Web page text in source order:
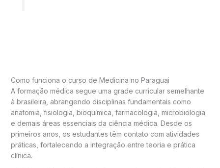
Como funciona o curso de Medicina no Paraguai
A formação médica segue uma grade curricular semelhante
à brasileira, abrangendo disciplinas fundamentais como
anatomia, fisiologia, bioquímica, farmacologia, microbiologia
e demais áreas essenciais da ciência médica. Desde os
primeiros anos, os estudantes têm contato com atividades
práticas, fortalecendo a integração entre teoria e prática
clínica.